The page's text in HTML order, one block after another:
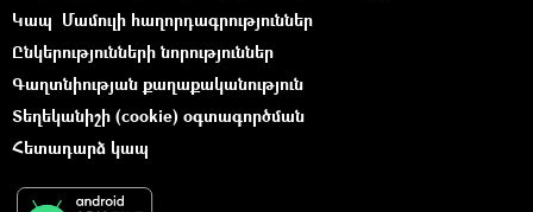
Կապ Մամուլի հաղորդագրություններ
Ընկերությունների նորություններ
Գաղտնիության քաղաքականություն
Տեղեկանիշի (cookie) օգտագործման
Հետադարձ կապ